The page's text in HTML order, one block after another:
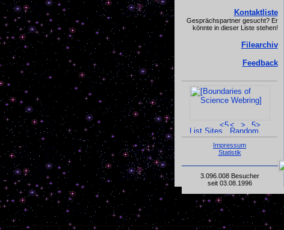
Kontaktliste
Gesprächspartner gesucht? Er
könnte in dieser Liste stehen!
Filearchiv
Feedback
Impressum
Statistik
3.096.008 Besucher
seit 03.08.1996